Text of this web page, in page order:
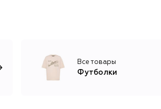
Все товары
Футболки